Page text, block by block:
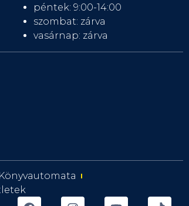
péntek: 9:00-14:00
szombat: zárva
vasárnap: zárva
Könyvautomata